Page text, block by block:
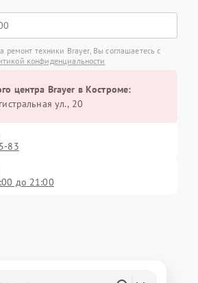
ремонт техники Brayer, Вы соглашаетесь с
конфиденциальности
центра Brayer в Костроме:
ул., 20
83
до 21:00